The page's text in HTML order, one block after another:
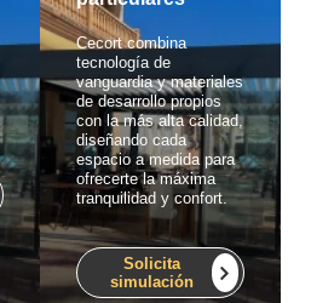
Cecort combina
tecnología de
vanguardia y materiales
de desarrollo propios
con la más alta calidad,
diseñando cada
espacio a medida para
ofrecerte la máxima
tranquilidad y confort.
Solicita
simulación